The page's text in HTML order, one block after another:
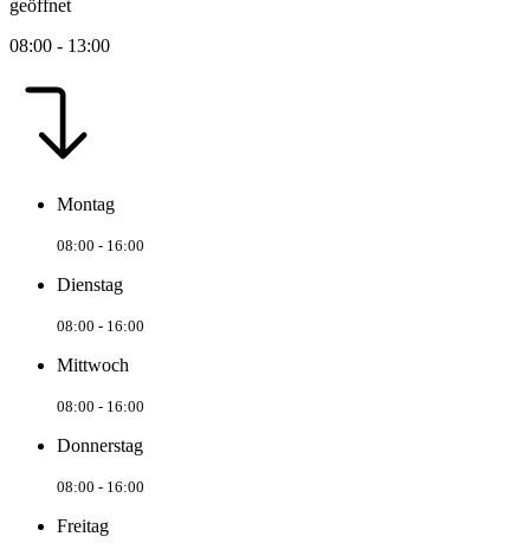
geöffnet
08:00 - 13:00
Montag
08:00 - 16:00
Dienstag
08:00 - 16:00
Mittwoch
08:00 - 16:00
Donnerstag
08:00 - 16:00
Freitag